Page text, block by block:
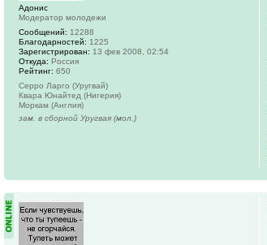
Адонис
Модератор молодежи
Сообщений: 12288
Благодарностей: 1225
Зарегистрирован: 13 фев 2008, 02:54
Откуда: Россия
Рейтинг: 650
Серро Ларго (Уругвай)
Квара Юнайтед (Нигерия)
Моркам (Англия)
зам. в сборной Уругвая (мол.)